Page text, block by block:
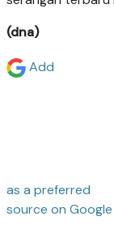
(dna)
Add
as a preferred
source on Google